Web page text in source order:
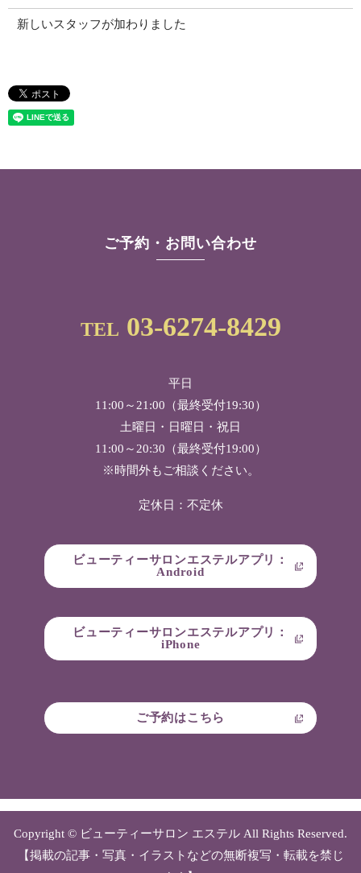
新しいスタッフが加わりました
ご予約・お問い合わせ
TEL 03-6274-8429
平日
11:00～21:00（最終受付19:30）
土曜日・日曜日・祝日
11:00～20:30（最終受付19:00）
※時間外もご相談ください。
定休日：不定休
ビューティーサロンエステルアプリ：
Android
ビューティーサロンエステルアプリ：
iPhone
ご予約はこちら
Copyright © ビューティーサロン エステル All Rights Reserved.
【掲載の記事・写真・イラストなどの無断複写・転載を禁じ